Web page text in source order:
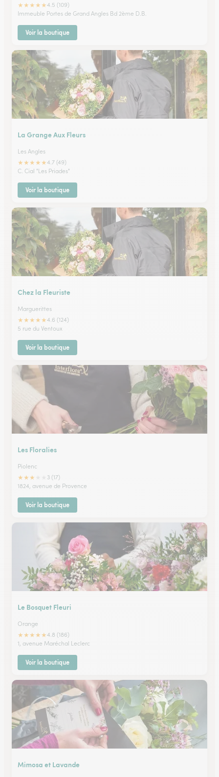
★★★★★4.5 (109)
Immeuble Portes de Grand Angles Bd 2ème D.B.
Voir la boutique
La Grange Aux Fleurs
Les Angles
★★★★★4.7 (49)
C. Cial "Les Priades"
Voir la boutique
Chez la Fleuriste
Marguerittes
★★★★★4.6 (124)
5 rue du Ventoux
Voir la boutique
Les Floralies
Piolenc
★★★
3 (17)
1824, avenue de Provence
Voir la boutique
Le Bosquet Fleuri
Orange
★★★★★4.8 (186)
1, avenue Maréchal Leclerc
Voir la boutique
Mimosa et Lavande